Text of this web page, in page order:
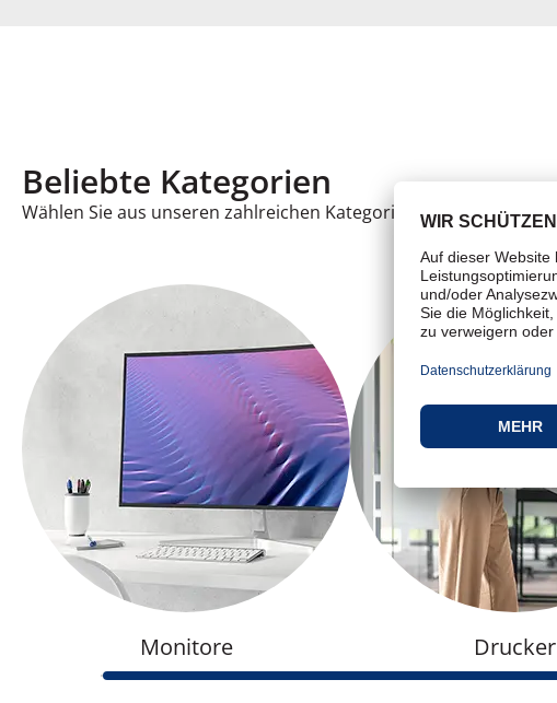
Beliebte Kategorien
Wählen Sie aus unseren zahlreichen Kategorien
Monitore Drucker